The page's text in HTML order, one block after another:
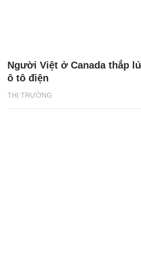
THỊ TRƯỜNG
Người Việt ở Canada thắp
ô tô điện